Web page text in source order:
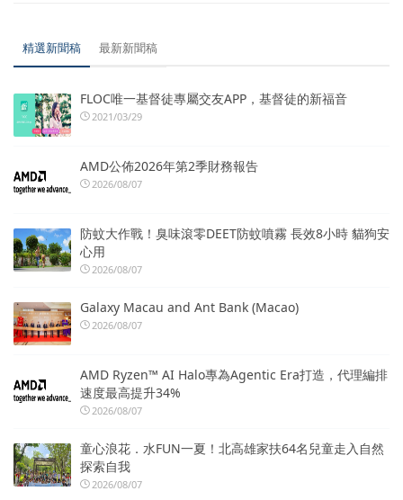
精選新聞稿 最新新聞稿
FLOC唯一基督徒專屬交友APP，基督徒的新福音
2021/03/29
AMD公佈2026年第2季財務報告
2026/08/07
防蚊大作戰！臭味滾零DEET防蚊噴霧 長效8小時 貓狗安
心用
2026/08/07
Galaxy Macau and Ant Bank (Macao)
2026/08/07
AMD Ryzen™ AI Halo專為Agentic Era打造，代理編排
速度最高提升34%
2026/08/07
童心浪花．水FUN一夏！北高雄家扶64名兒童走入自然
探索自我
2026/08/07